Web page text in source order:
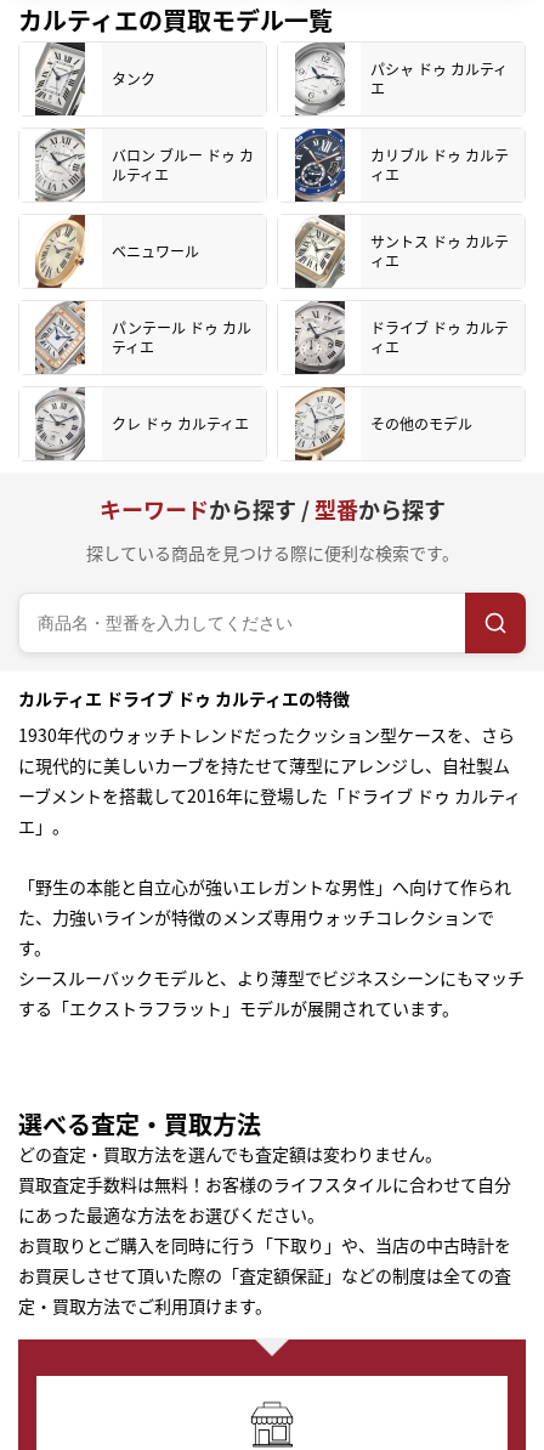
カルティエの買取モデル一覧
タンク
パシャ ドゥ カルティ
エ
バロン ブルー ドゥ カ
ルティエ
カリブル ドゥ カルテ
ィエ
ベニュワール
サントス ドゥ カルテ
ィエ
パンテール ドゥ カル
ティエ
ドライブ ドゥ カルテ
ィエ
クレ ドゥ カルティエ その他のモデル
キーワードから探す /型番から探す
探している商品を見つける際に便利な検索です。
カルティエ ドライブ ドゥ カルティエの特徴
1930年代のウォッチトレンドだったクッション型ケースを、さら
に現代的に美しいカーブを持たせて薄型にアレンジし、自社製ム
ーブメントを搭載して2016年に登場した「ドライブ ドゥ カルティ
エ」。
「野生の本能と自立心が強いエレガントな男性」へ向けて作られ
た、力強いラインが特徴のメンズ専用ウォッチコレクションで
す。
シースルーバックモデルと、より薄型でビジネスシーンにもマッチ
する「エクストラフラット」モデルが展開されています。
選べる査定・買取方法
どの査定・買取方法を選んでも査定額は変わりません。
買取査定手数料は無料！お客様のライフスタイルに合わせて自分
にあった最適な方法をお選びください。
お買取りとご購入を同時に行う「下取り」や、当店の中古時計を
お買戻しさせて頂いた際の「査定額保証」などの制度は全ての査
定・買取方法でご利用頂けます。